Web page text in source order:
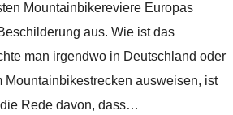
Mountainbikereviere Europas
aus. Wie ist das
man irgendwo in Deutschland oder
Mountainbikestrecken ausweisen, ist
Rede davon, dass…